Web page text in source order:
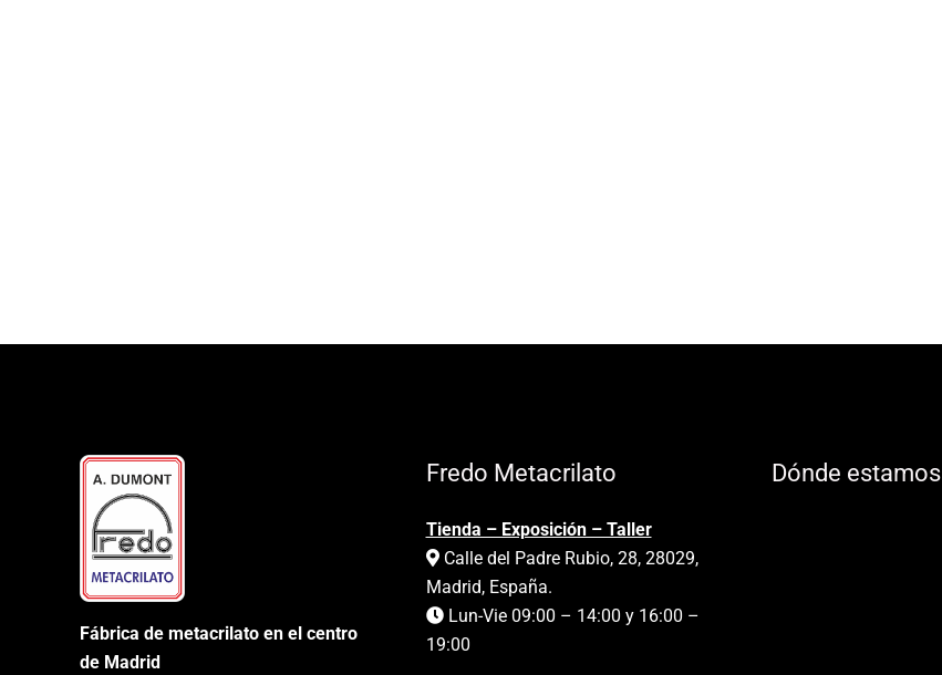
Fábrica de metacrilato en el centro
de Madrid
Fredo Metacrilato
Tienda – Exposición – Taller
Calle del Padre Rubio, 28, 28029,
Madrid, España.
Lun-Vie 09:00 – 14:00 y 16:00 –
19:00
Dónde estamos